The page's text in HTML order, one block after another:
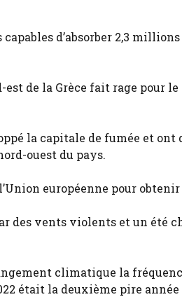
d’absorber 2,3
de la Grèce fait rage pour
la capitale de fumée et ont
ouest du pays.
européenne pour obtenir
des vents violents et un été
climatique la
était la deuxième pire